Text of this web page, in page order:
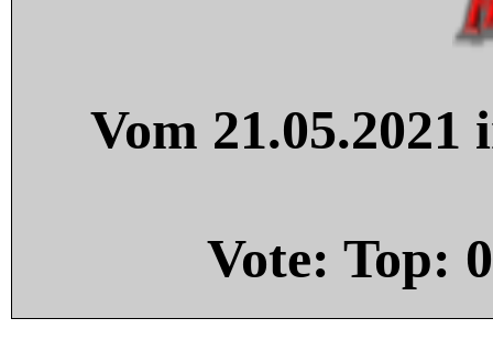
Vom
Vote: Top: 0